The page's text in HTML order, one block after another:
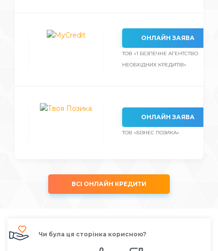
ОНЛАЙН ЗАЯВА
ТОВ «1 БЕЗПЕЧНЕ АГЕНТСТВО
НЕОБХІДНИХ КРЕДИТІВ»
ОНЛАЙН ЗАЯВА
ТОВ «БІЗНЕС ПОЗИКА»
ВСІ ОНЛАЙН КРЕДИТИ
Чи була ця сторінка корисною?